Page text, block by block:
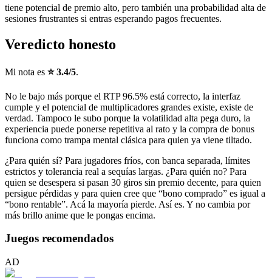
tiene potencial de premio alto, pero también una probabilidad alta de
sesiones frustrantes si entras esperando pagos frecuentes.
Veredicto honesto
Mi nota es ⭐ 3.4/5.
No le bajo más porque el RTP 96.5% está correcto, la interfaz
cumple y el potencial de multiplicadores grandes existe, existe de
verdad. Tampoco le subo porque la volatilidad alta pega duro, la
experiencia puede ponerse repetitiva al rato y la compra de bonus
funciona como trampa mental clásica para quien ya viene tiltado.
¿Para quién sí? Para jugadores fríos, con banca separada, límites
estrictos y tolerancia real a sequías largas. ¿Para quién no? Para
quien se desespera si pasan 30 giros sin premio decente, para quien
persigue pérdidas y para quien cree que “bono comprado” es igual a
“bono rentable”. Acá la mayoría pierde. Así es. Y no cambia por
más brillo anime que le pongas encima.
Juegos recomendados
AD